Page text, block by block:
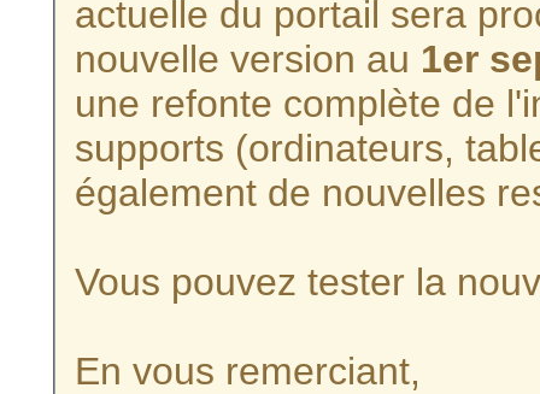
actuelle du portail sera
nouvelle version au 1er
une refonte complète de
supports (ordinateurs,
également de nouvelles
Vous pouvez tester la
En vous remerciant,